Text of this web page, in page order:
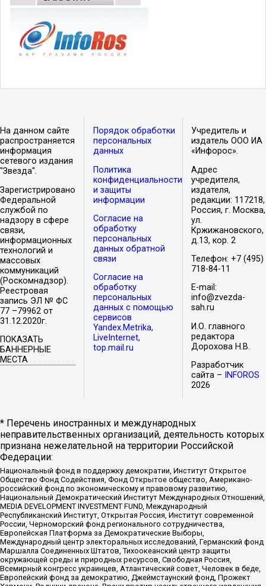
На данном сайте
распространяется
информация
сетевого издания
"Звезда".
Зарегистрировано
Федеральной
службой по
надзору в сфере
связи,
информационных
технологий и
массовых
коммуникаций
(Роскомнадзор).
Реестровая
запись ЭЛ № ФС
77 –79962 от
31.12.2020г.
ПОКАЗАТЬ
БАННЕРНЫЕ
МЕСТА
Порядок обработки
персональных
данных
Политика
конфиденциальности
и защиты
информации
Согласие на
обработку
персональных
данных обратной
связи
Согласие на
обработку
персональных
данных с помощью
сервисов
Yandex.Metrika,
LiveInternet,
top.mail.ru
Учредитель и
издатель ООО ИА
«Инфорос».
Адрес
учредителя,
издателя,
редакции: 117218,
Россия, г. Москва,
ул.
Кржижановского,
д.13, кор. 2
Телефон: +7 (495)
718-84-11
E-mail:
info@zvezda-
sah.ru
И.О. главного
редактора
Дорохова Н.В.
Разработчик
сайта –
INFOROS
2026
* Перечень иностранных и международных
неправительственных организаций, деятельность которых
признана нежелательной на территории Российской
Федерации:
Национальный фонд в поддержку демократии, Институт Открытое
Общество Фонд Содействия, Фонд Открытое общество, Американо-
российский фонд по экономическому и правовому развитию,
Национальный Демократический Институт Международных Отношений,
MEDIA DEVELOPMENT INVESTMENT FUND, Международный
Республиканский Институт, Открытая Россия, Институт современной
России, Черноморский фонд регионального сотрудничества,
Европейская Платформа за Демократические Выборы,
Международный центр электоральных исследований, Германский фонд
Маршалла Соединенных Штатов, Тихоокеанский центр защиты
окружающей среды и природных ресурсов, Свободная Россия,
Всемирный конгресс украинцев, Атлантический совет, Человек в беде,
Европейский фонд за демократию, Джеймстаунский фонд, Прожект